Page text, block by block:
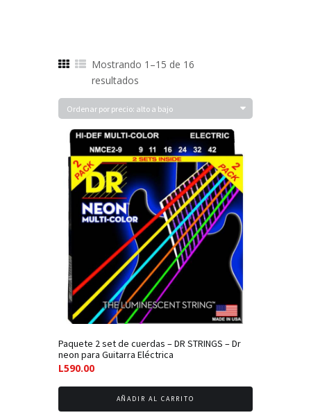
Mostrando 1–15 de 16
resultadosOrdenado
por
precio:
alto
a
bajo
Paquete 2 set de cuerdas – DR STRINGS – Dr
neon para Guitarra Eléctrica
L590.00
AÑADIR AL CARRITO